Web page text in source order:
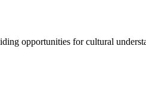
opportunities for cultural